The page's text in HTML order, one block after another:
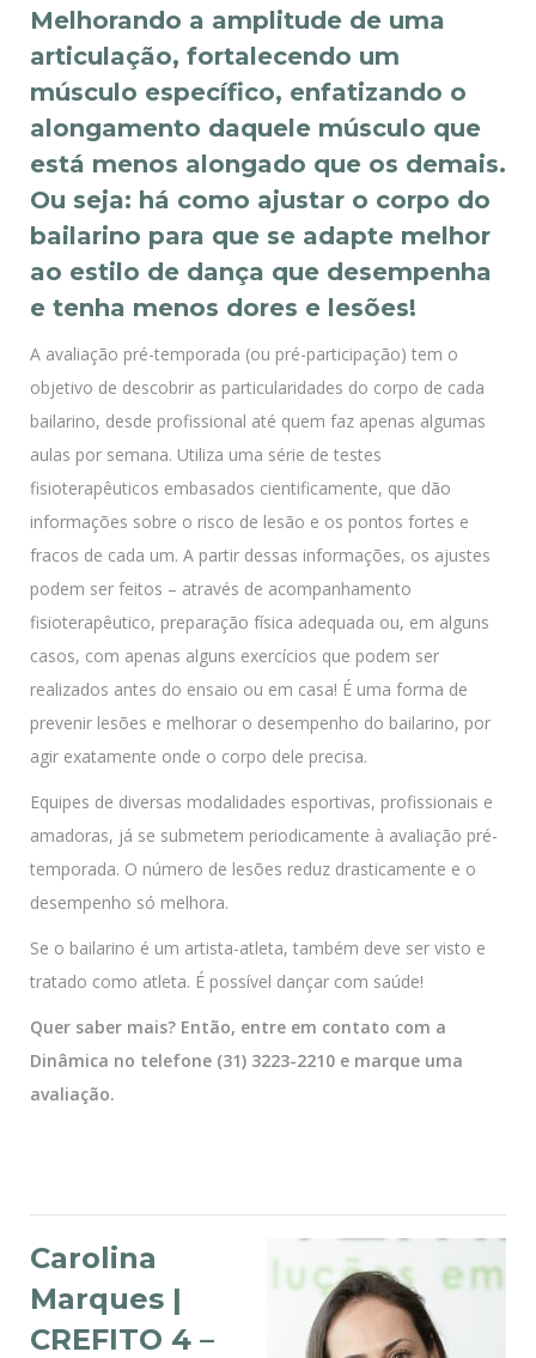
Melhorando a amplitude de uma
articulação, fortalecendo um
músculo específico, enfatizando o
alongamento daquele músculo que
está menos alongado que os demais.
Ou seja: há como ajustar o corpo do
bailarino para que se adapte melhor
ao estilo de dança que desempenha
e tenha menos dores e lesões!
A avaliação pré-temporada (ou pré-participação) tem o
objetivo de descobrir as particularidades do corpo de cada
bailarino, desde profissional até quem faz apenas algumas
aulas por semana. Utiliza uma série de testes
fisioterapêuticos embasados cientificamente, que dão
informações sobre o risco de lesão e os pontos fortes e
fracos de cada um. A partir dessas informações, os ajustes
podem ser feitos – através de acompanhamento
fisioterapêutico, preparação física adequada ou, em alguns
casos, com apenas alguns exercícios que podem ser
realizados antes do ensaio ou em casa! É uma forma de
prevenir lesões e melhorar o desempenho do bailarino, por
agir exatamente onde o corpo dele precisa.
Equipes de diversas modalidades esportivas, profissionais e
amadoras, já se submetem periodicamente à avaliação pré-
temporada. O número de lesões reduz drasticamente e o
desempenho só melhora.
Se o bailarino é um artista-atleta, também deve ser visto e
tratado como atleta. É possível dançar com saúde!
Quer saber mais? Então, entre em contato com a
Dinâmica no telefone (31) 3223-2210 e marque uma
avaliação.
Carolina
Marques |
CREFITO 4 –